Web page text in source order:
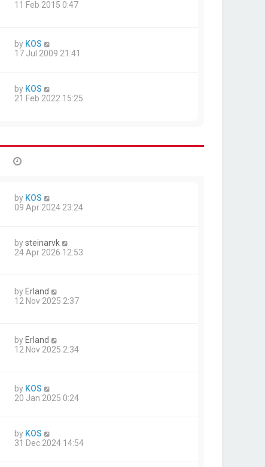
11 Feb 2015 0:47
by KOS
17 Jul 2009 21:41
by KOS
21 Feb 2022 15:25
by KOS
09 Apr 2024 23:24
bysteinarvk
24 Apr 2026 12:53
by Erland
12 Nov 2025 2:37
by Erland
12 Nov 2025 2:34
by KOS
20 Jan 2025 0:24
by KOS
31 Dec 2024 14:54